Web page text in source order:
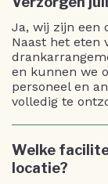
Ja, wij zijn een
Naast het eten
en kunnen we
personeel en
volledig te
Welke
locatie?